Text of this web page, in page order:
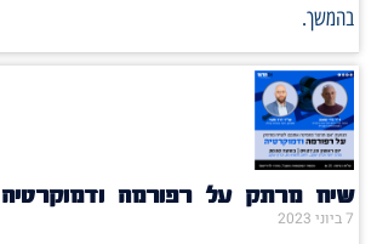
בהמשך.
שיח מרתק על רפורמה ודמוקרטיה
7 ביוני 2023